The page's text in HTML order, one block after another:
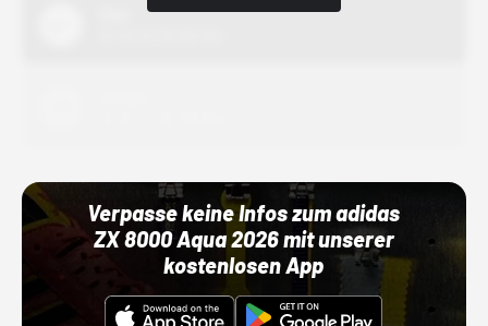
Verpasse keine Infos zum adidas
ZX 8000 Aqua 2026 mit unserer
kostenlosen App